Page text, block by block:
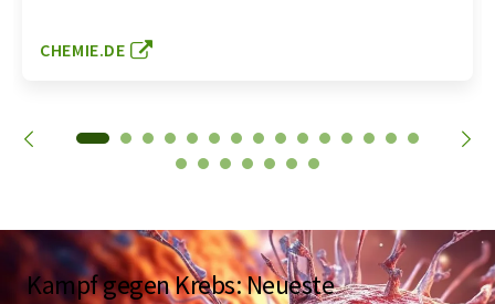
CHEMIE.DE
Kampf gegen Krebs: Neueste